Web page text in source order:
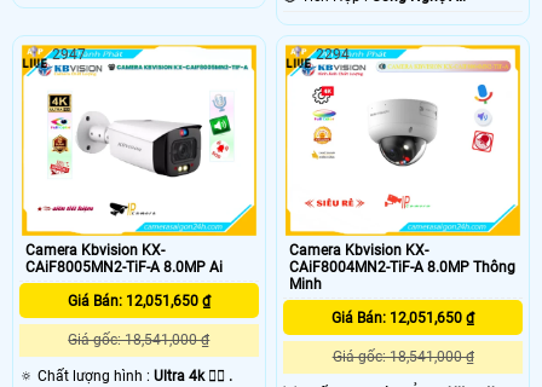
Camera Kbvision KX-
CAiF8005MN2-TiF-A 8.0MP Ai
Giá Bán: 12,051,650 ₫
Giá gốc: 18,541,000 ₫
🔅 Chất lượng hình : Ultra 4k 👍🏾 .
2947
Camera Kbvision KX-
CAiF8004MN2-TiF-A 8.0MP Thông
Minh
Giá Bán: 12,051,650 ₫
Giá gốc: 18,541,000 ₫
2294